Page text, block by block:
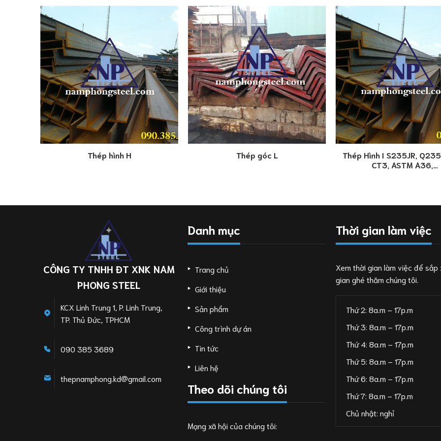
Thép hình H Thép góc L
Thép Hình I S235JR,
CT3, ASTM A36,…
CÔNG TY TNHH ĐT XNK NAM
PHONG STEEL
KCX Linh Trung 1, P. Linh Trung,
TP. Thủ Đức, TPHCM
090 385 3689
thepnamphong.kd@gmail.com
Danh mục
Trang chủ
Giới thiệu
Sản phẩm
Công trình dự án
Tin tức
Liên hệ
Theo dõi chúng tôi
Mạng xã hội của chúng tôi:
Thời gian làm việc
Xem thời gian làm việc để sắp
gian ghé thăm chúng tôi.
Thứ 2: 8a.m – 17p.m
Thứ 3: 8a.m – 17p.m
Thứ 4: 8a.m – 17p.m
Thứ 5: 8a.m – 17p.m
Thứ 6: 8a.m – 17p.m
Thứ 7: 8a.m – 17p.m
Chủ nhật: nghỉ